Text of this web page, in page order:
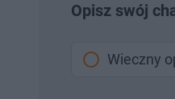
Opisz swój
Wieczny